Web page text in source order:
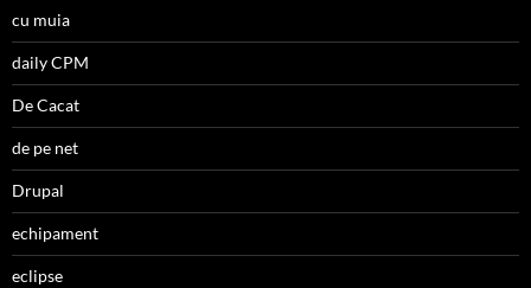
cu muia
daily CPM
De Cacat
de pe net
Drupal
echipament
eclipse